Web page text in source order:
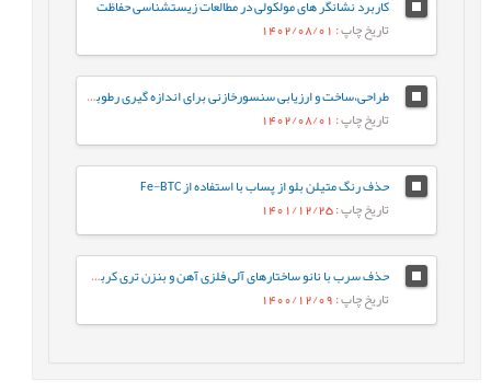
کاربرد نشانگر های مولکولی در مطالعات زیست‎شناسی حفاظت
تاریخ چاپ: 1402/08/01
طراحی،ساخت و ارزیابی سنسورخازنی برای اندازه گیری رطوبت خاک
تاریخ چاپ: 1402/08/01
حذف رنگ متیلن بلو از پساب با استفاده از Fe-BTC
تاریخ چاپ: 1401/12/25
حذف سرب با نانو ساختارهای آلی فلزی آهن و بنزن تری کربوکسیلات از محلول آبی
تاریخ چاپ: 1400/12/09